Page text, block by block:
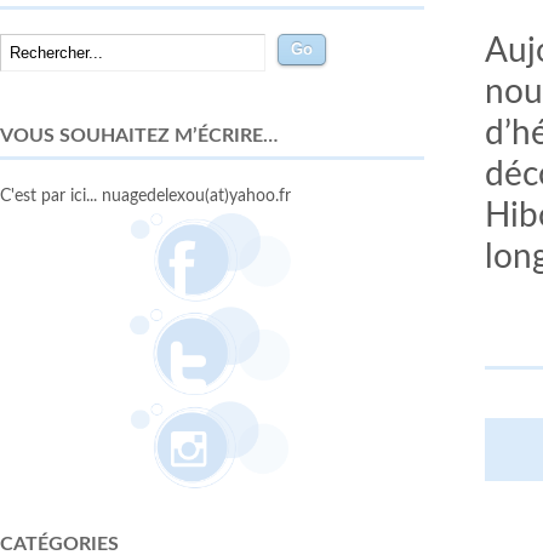
VOUS SOUHAITEZ M’ÉCRIRE…
C'est par ici... nuagedelexou(at)yahoo.fr
CATÉGORIES